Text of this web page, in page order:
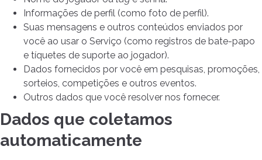
Informações de perfil (como foto de perfil).
Suas mensagens e outros conteúdos enviados por
você ao usar o Serviço (como registros de bate-papo
e tíquetes de suporte ao jogador).
Dados fornecidos por você em pesquisas, promoções,
sorteios, competições e outros eventos.
Outros dados que você resolver nos fornecer.
Dados que coletamos
automaticamente